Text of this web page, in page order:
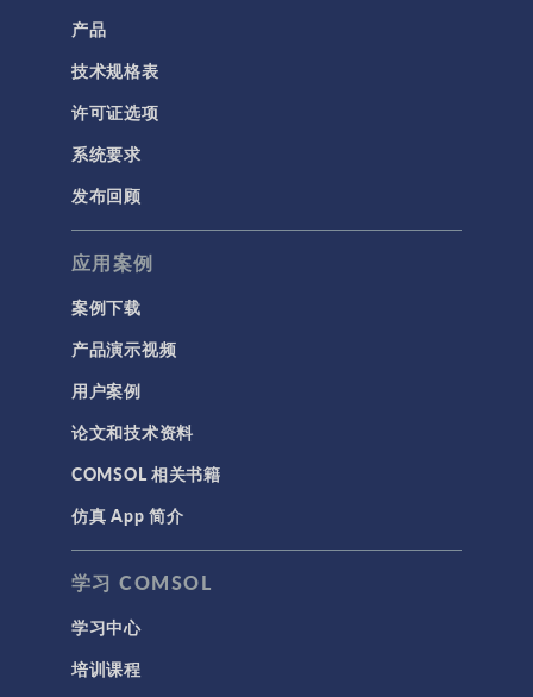
电磁学
RF 与微波工程
低频电磁学
半导体器件
带电粒子追踪
波动光学
等离子体物理
科学新闻
结构 & 声学
MEMS & 压电器件
声学与振动
岩土力学
材料模型
结构力学
结构动力学
产品
技术规格表
许可证选项
系统要求
发布回顾
应用案例
案例下载
产品演示视频
用户案例
论文和技术资料
COMSOL 相关书籍
仿真 App 简介
学习 COMSOL
学习中心
培训课程